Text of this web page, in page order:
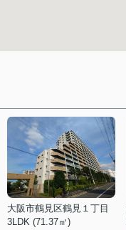
大阪市鶴見区鶴見１丁目
3LDK (71.37㎡)